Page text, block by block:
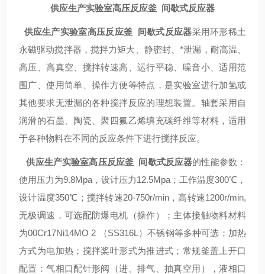
供应生产实验室高压反应釜 间歇式反应器
供应生产实验室高压反应釜 间歇式反应器采用环形稀土
永磁驱动搅拌器，搅拌力矩大、静密封、*泄漏，耐高温、
高压、高真空、搅拌转速高、运行平稳、噪音小、适用范
围广、使用简单、操作方便等特点，是实验室进行加氢或
其他要求无泄漏的各种搅拌反应的理想装置。轴套采用自
润滑的石墨、陶瓷、聚四氟乙烯填充碳纤维等材料，适用
于各种物料在不同的反应条件下进行搅拌反应。
供应生产实验室高压反应釜 间歇式反应器的性能参数：
使用压力为9.8Mpa，设计压力12.5Mpa；工作温度300℃，
设计温度350℃；搅拌转速20-750r/min，高转速1200r/min,
无极调速，可选配防爆电机（操作）；主体接触物料材料
为00Cr17Ni14MO 2 （SS316L）不锈钢等多种可选；加热
方式为电加热；搅拌桨叶形式为推进式；常规釜盖上开口
配置：气相口配针形阀（进、排气、抽真空用），液相口